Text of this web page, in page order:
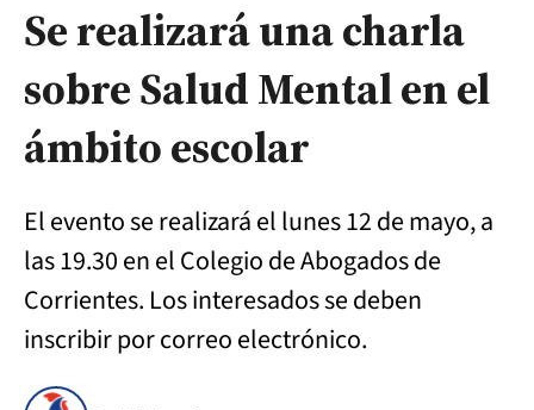
Se realizará una charla
sobre Salud Mental en el
ámbito escolar
El evento se realizará el lunes 12 de mayo, a
las 19.30 en el Colegio de Abogados de
Corrientes. Los interesados se deben
inscribir por correo electrónico.